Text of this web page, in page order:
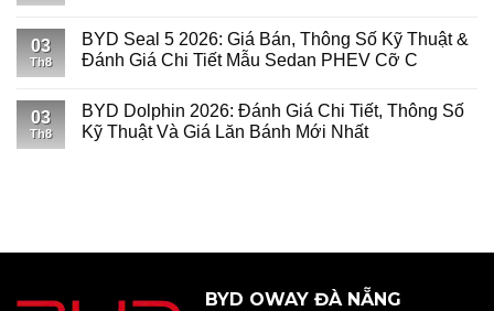
03
Th8
BYD Seal 5 2026: Giá Bán, Thông Số Kỹ Thuật &
Đánh Giá Chi Tiết Mẫu Sedan PHEV Cỡ C
03
Th8
BYD Dolphin 2026: Đánh Giá Chi Tiết, Thông Số
Kỹ Thuật Và Giá Lăn Bánh Mới Nhất
BYD OWAY ĐÀ NẴNG